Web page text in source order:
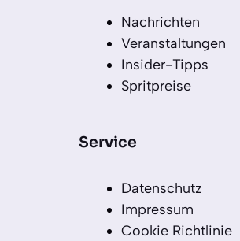
Nachrichten
Veranstaltungen
Insider-Tipps
Spritpreise
Service
Datenschutz
Impressum
Cookie Richtlinie